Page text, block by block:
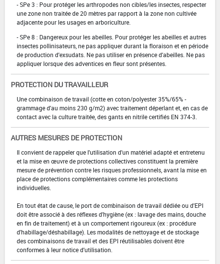
- SPe 3 : Pour protéger les arthropodes non cibles/les insectes, respecter
une zone non traitée de 20 mètres par rapport à la zone non cultivée
adjacente pour les usages en arboriculture.
- SPe 8 : Dangereux pour les abeilles. Pour protéger les abeilles et autres
insectes pollinisateurs, ne pas appliquer durant la floraison et en période
de production d'exsudats. Ne pas utiliser en présence d'abeilles. Ne pas
appliquer lorsque des adventices en fleur sont présentes.
PROTECTION DU TRAVAILLEUR
Une combinaison de travail (cotte en coton/polyester 35%/65% -
grammage d'au moins 230 g/m2) avec traitement déperlant et, en cas de
contact avec la culture traitée, des gants en nitrile certifiés EN 374-3.
AUTRES MESURES DE PROTECTION
Il convient de rappeler que l'utilisation d'un matériel adapté et entretenu
et la mise en œuvre de protections collectives constituent la première
mesure de prévention contre les risques professionnels, avant la mise en
place de protections complémentaires comme les protections
individuelles.
En tout état de cause, le port de combinaison de travail dédiée ou d'EPI
doit être associé à des réflexes d'hygiène (ex : lavage des mains, douche
en fin de traitement) et à un comportement rigoureux (ex : procédure
d'habillage/déshabillage). Les modalités de nettoyage et de stockage
des combinaisons de travail et des EPI réutilisables doivent être
conformes à leur notice d'utilisation.